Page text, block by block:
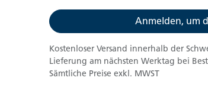
Anmelden, um
Kostenloser Versand innerhalb der
Lieferung am nächsten Werktag bei
Sämtliche Preise exkl. MWST